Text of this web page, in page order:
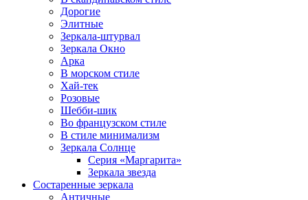
Дорогие
Элитные
Зеркала-штурвал
Зеркала Окно
Арка
В морском стиле
Хай-тек
Розовые
Шебби-шик
Во французском стиле
В стиле минимализм
Зеркала Солнце
Серия «Маргарита»
Зеркала звезда
Состаренные зеркала
Античные